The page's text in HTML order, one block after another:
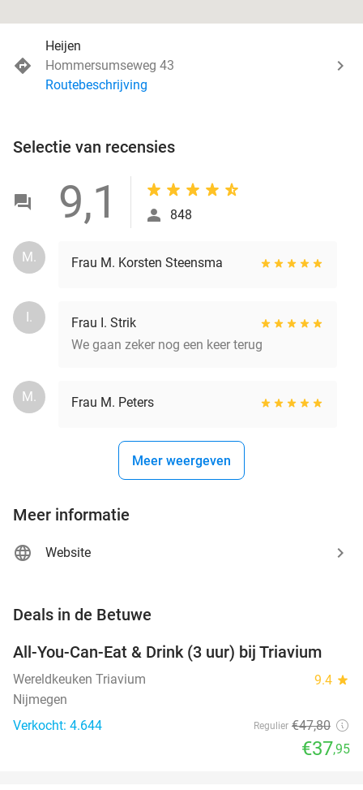
Heijen
Hommersumseweg 43
Routebeschrijving
Selectie van recensies
9,1 848
M. Frau M. Korsten Steensma
I.
Frau I. Strik
We gaan zeker nog een keer terug
M. Frau M. Peters
Meer weergeven
Meer informatie
Website
Deals in de Betuwe
21%
All-You-Can-Eat & Drink (3 uur) bij Triavium
Wereldkeuken Triavium 9.4 star
Nijmegen
Verkocht: 4.644
Regulier €47,80
€37,95